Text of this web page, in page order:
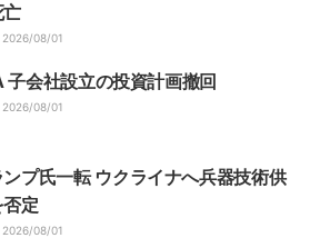
亡
2026/08/01
子会社設立の投資計画撤回
2026/08/01
ンプ氏一転 ウクライナへ兵器技術供
定
2026/08/01